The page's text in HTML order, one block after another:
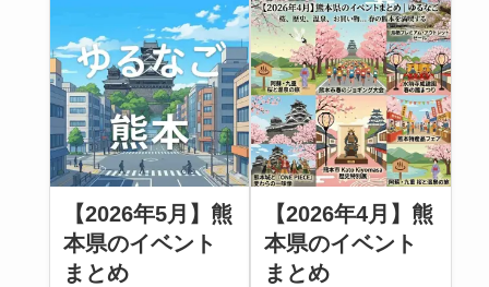
【2026年5月】熊
本県のイベント
まとめ
【2026年4月】熊
本県のイベント
まとめ